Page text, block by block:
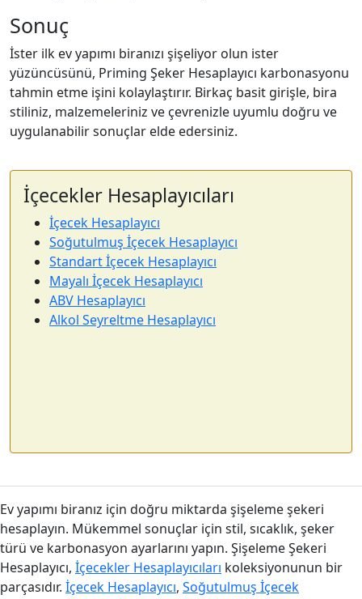
Sonuç
İster ilk ev yapımı biranızı şişeliyor olun ister
yüzüncüsünü, Priming Şeker Hesaplayıcı karbonasyonu
tahmin etme işini kolaylaştırır. Birkaç basit girişle, bira
stiliniz, malzemeleriniz ve çevrenizle uyumlu doğru ve
uygulanabilir sonuçlar elde edersiniz.
İçecekler Hesaplayıcıları
İçecek Hesaplayıcı
Soğutulmuş İçecek Hesaplayıcı
Standart İçecek Hesaplayıcı
Mayalı İçecek Hesaplayıcı
ABV Hesaplayıcı
Alkol Seyreltme Hesaplayıcı
Ev yapımı biranız için doğru miktarda şişeleme şekeri
hesaplayın. Mükemmel sonuçlar için stil, sıcaklık, şeker
türü ve karbonasyon ayarlarını yapın. Şişeleme Şekeri
Hesaplayıcı, İçecekler Hesaplayıcıları koleksiyonunun bir
parçasıdır. İçecek Hesaplayıcı, Soğutulmuş İçecek